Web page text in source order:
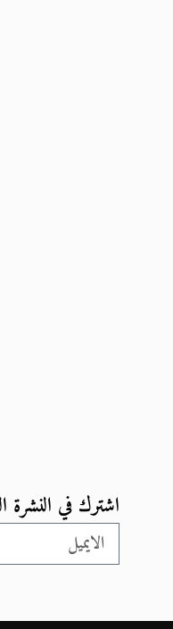
اشترك في النشرة